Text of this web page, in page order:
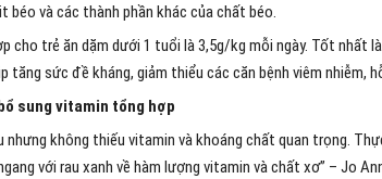
béo và các thành phần khác của chất béo.
cho trẻ ăn dặm dưới 1 tuổi là 3,5g/kg mỗi ngày. Tốt nhất
tăng sức đề kháng, giảm thiểu các căn bệnh viêm
sung vitamin tổng hợp
nhưng không thiếu vitamin và khoáng chất quan trọng.
với rau xanh về hàm lượng vitamin và chất xơ” – Jo